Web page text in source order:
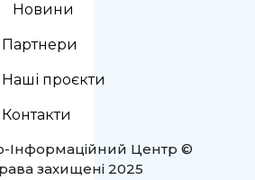
Новини
Партнери
Наші проєкти
Контакти
Інформаційний Центр ©
захищені 2025